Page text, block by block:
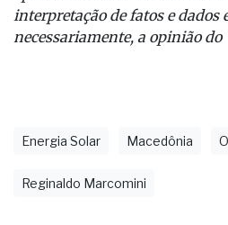
interpretação de fatos e dados
necessariamente, a opinião do
Energia Solar Macedônia
Reginaldo Marcomini